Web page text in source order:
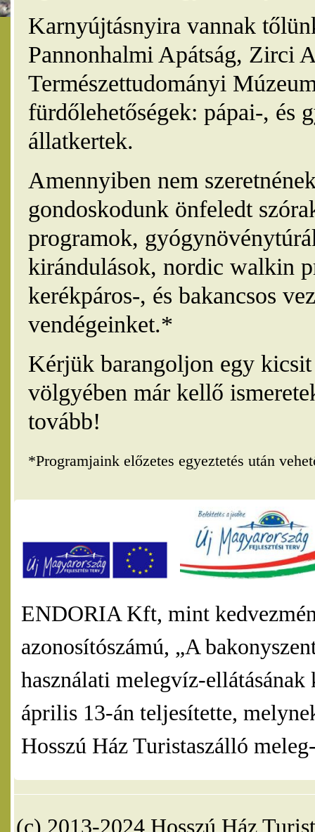
Karnyújtásnyira vannak
Pannonhalmi Apátság, Zirci
Természettudományi
fürdőlehetőségek: pápai-, és
állatkertek.
Amennyiben nem
gondoskodunk önfeledt
programok,
kirándulások, nordic walkin
kerékpáros-, és bakancsos
vendégeinket.*
Kérjük barangoljon egy
völgyében már kellő
tovább!
*Programjaink előzetes egyeztetés után
ENDORIA Kft, mint
azonosítószámú, „A
használati melegvíz-
április 13-án teljesítette,
Hosszú Ház Turistaszálló
(c) 2013-2024 Hosszú Ház